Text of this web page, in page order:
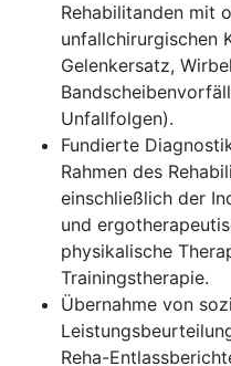
Rehabilitanden mit
unfallchirurgischen
Gelenkersatz,
Unfallfolgen).
Fundierte
Rahmen des
einschließlich der
und
physikalische
Trainingstherapie.
Übernahme von
Reha-